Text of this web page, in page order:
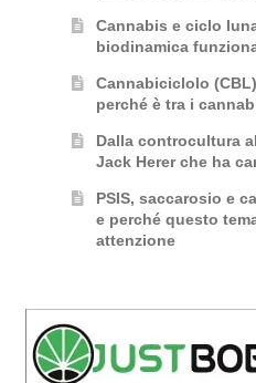
Cannabis e ciclo
biodinamica
Cannabiciclolo
perché è tra i
Dalla controcultura
Jack Herer che ha
PSIS, saccarosio e
e perché questo
attenzione